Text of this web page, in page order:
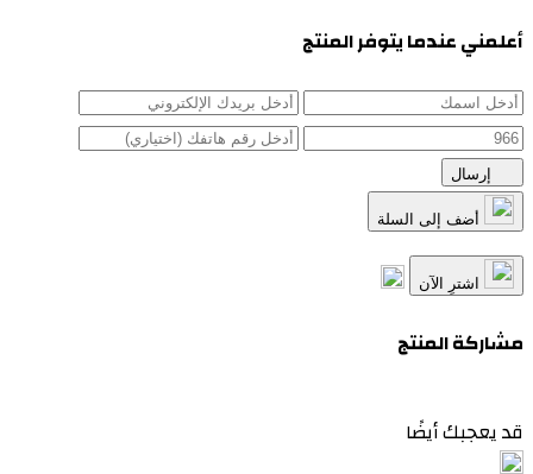
أعلمني عندما يتوفر المنتج
اشترِ الآن
مشاركة المنتج
قد يعجبك أيضًا